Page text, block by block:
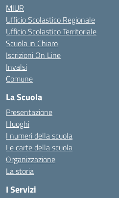
MIUR
Ufficio Scolastico Regionale
Ufficio Scolastico Territoriale
Scuola in Chiaro
Iscrizioni On Line
Invalsi
Comune
La Scuola
Presentazione
I luoghi
I numeri della scuola
Le carte della scuola
Organizzazione
La storia
I Servizi